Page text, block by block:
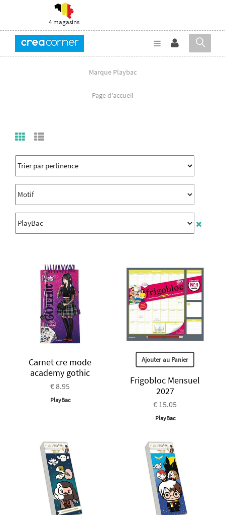
4 magasins
Marque Playbac
Page d'accueil
Carnet cre mode
academy gothic
€ 8.95
PlayBac
Ajouter au Panier
Frigobloc Mensuel
2027
€ 15.05
PlayBac